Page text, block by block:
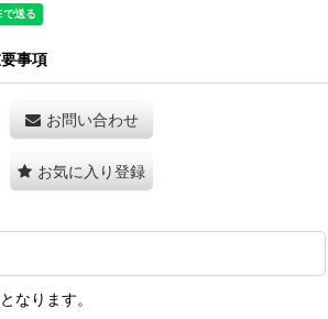
事項
お問い合わせ
お気に入り登録
なります。